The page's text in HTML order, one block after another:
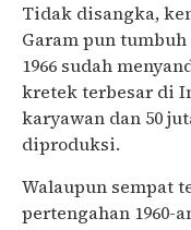
Tidak disangka,
Garam pun
1966 sudah
kretek terbesar di
karyawan dan 50
diproduksi.
Walaupun sempat
pertengahan 1960-